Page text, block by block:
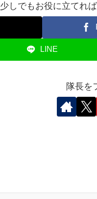
少しでもお役に立てれ
LINE
隊長を